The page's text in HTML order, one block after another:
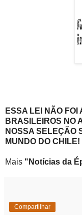
ESSA LEI NÃO FOI
BRASILEIROS NO
NOSSA SELEÇÃO
MUNDO DO CHILE!
Mais "Notícias da
Compartilhar